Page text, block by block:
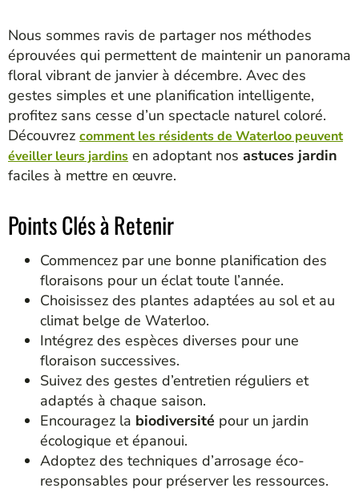
Nous sommes ravis de partager nos méthodes
éprouvées qui permettent de maintenir un panorama
floral vibrant de janvier à décembre. Avec des
gestes simples et une planification intelligente,
profitez sans cesse d’un spectacle naturel coloré.
Découvrez comment les résidents de Waterloo peuvent
éveiller leurs jardins en adoptant nos astuces jardin
faciles à mettre en œuvre.
Points Clés à Retenir
Commencez par une bonne planification des
floraisons pour un éclat toute l’année.
Choisissez des plantes adaptées au sol et au
climat belge de Waterloo.
Intégrez des espèces diverses pour une
floraison successives.
Suivez des gestes d’entretien réguliers et
adaptés à chaque saison.
Encouragez la biodiversité pour un jardin
écologique et épanoui.
Adoptez des techniques d’arrosage éco-
responsables pour préserver les ressources.